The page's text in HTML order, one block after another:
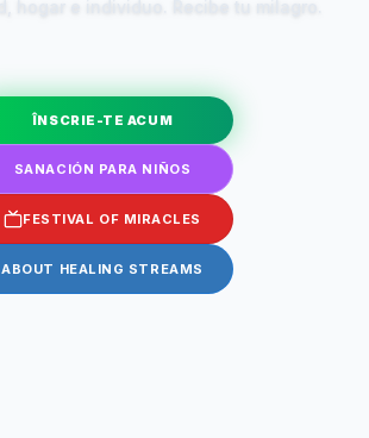
ÎNSCRIE-TE ACUM
SANACIÓN PARA NIÑOS
FESTIVAL OF MIRACLES
ABOUT HEALING STREAMS